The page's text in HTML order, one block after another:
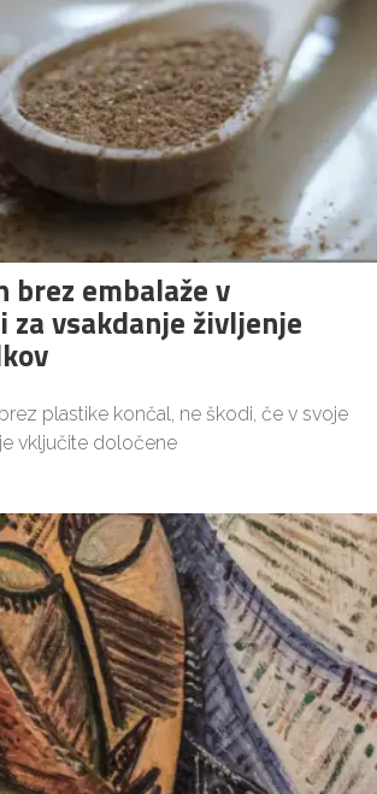
brez embalaže v
za vsakdanje življenje
plastike končal, ne škodi, če v svoje
vključite določene